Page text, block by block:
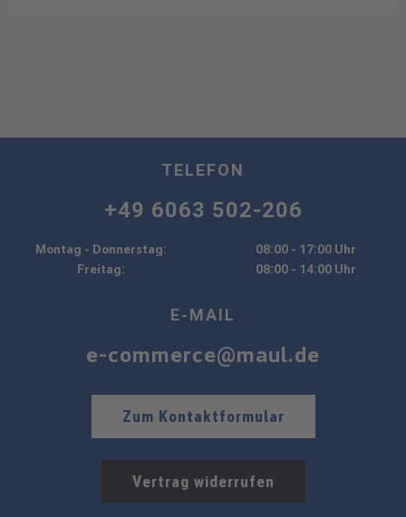
TELEFON
+49 6063 502-206
Montag - Donnerstag:
08:00 - 17:00 Uhr
Freitag:
08:00 - 14:00 Uhr
E-MAIL
e-commerce@maul.de
Zum Kontaktformular
Vertrag widerrufen